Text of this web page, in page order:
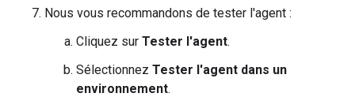
Nous vous recommandons de tester l'agent :
Cliquez sur Tester l'agent.
Sélectionnez Tester l'agent dans un
environnement.